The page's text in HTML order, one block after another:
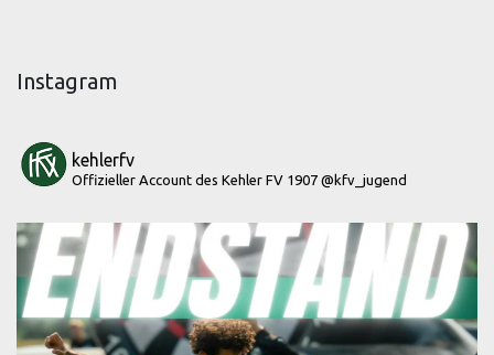
Instagram
kehlerfv
Offizieller Account des Kehler FV 1907 @kfv_jugend